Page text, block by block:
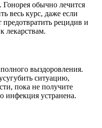
обычно лечится
весь курс, даже если
рецидив и
лекарствам.
выздоровления.
ситуацию,
пока не получите
инфекция устранена.